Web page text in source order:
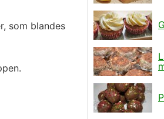
som blandes